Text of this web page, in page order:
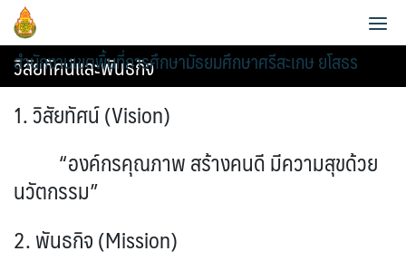
Skip
content
ประวัติความเป็นมา
สำนักงานเขตพื้นที่การศึกษามัธยมศึกษาศรีสะเกษ ยโสธร
วิสัยทัศน์และพันธกิจ
1.วิสัยทัศน์(Vision)
“องค์กรคุณภาพ สร้างคนดี มีความสุขด้วย
นวัตกรรม”
2.พันธกิจ(Mission)